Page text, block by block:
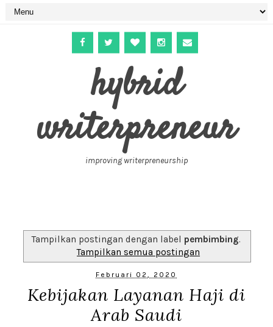
hybrid
writerpreneur
improving writerpreneurship
Tampilkan postingan dengan label pembimbing.
Tampilkan semua postingan
Februari 02, 2020
Kebijakan Layanan Haji di
Arab Saudi